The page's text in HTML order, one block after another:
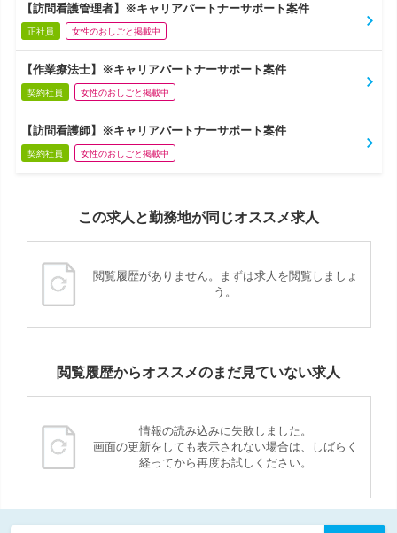
【訪問看護管理者】※キャリアパートナーサポート案件
正社員 女性のおしごと掲載中
【作業療法士】※キャリアパートナーサポート案件
契約社員 女性のおしごと掲載中
【訪問看護師】※キャリアパートナーサポート案件
契約社員 女性のおしごと掲載中
この求人と勤務地が同じオススメ求人
閲覧履歴がありません。まずは求人を閲覧しましょ
う。
閲覧履歴からオススメのまだ見ていない求人
情報の読み込みに失敗しました。
画面の更新をしても表示されない場合は、しばらく
経ってから再度お試しください。